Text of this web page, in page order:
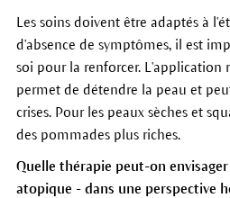
Les soins doivent être adaptés à
d'absence de symptômes, i l est
soi pour la renforcer. L'application
permet de détendre la peau et
crises. Pour les peaux sèches et
des pommadesplus riches.
Quelle thérapie peut-on
atopique - dans une perspective